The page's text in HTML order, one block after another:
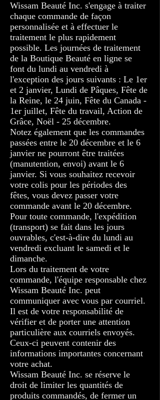
Wissam Beauté Inc. s'engage à traiter
chaque commande de façon
personnalisée et à effectuer le
traitement le plus rapidement
possible. Les journées de traitement
de la Boutique Beauté en ligne se
font du lundi au vendredi à
l'exception des jours suivants : Le 1er
et 2 janvier, Lundi de Pâques, Fête de
la Reine, le 24 juin, Fête du Canada -
1er juillet, Fête du travail, Action de
Grâce, Noël - 25 décembre.
Notez également que les commandes
passées entre le 20 décembre et le 6
janvier ne pourront être traitées
(manutention, envoi) avant le 6
janvier. Si vous souhaitez recevoir
votre colis pour les périodes des
fêtes, vous devez passer votre
commande avant le 20 décembre.
Pour toute commande, l'expédition
(transport) se fait dans les jours
ouvrables, c'est-à-dire du lundi au
vendredi excluant le samedi et le
dimanche.
Lors du traitement de votre
commande, l'équipe responsable chez
Wissam Beauté Inc. peut
communiquer avec vous par courriel.
Il est de votre responsabilité de
vérifier et de porter une attention
particulière aux courriels envoyés.
Ceux-ci peuvent contenir des
informations importantes concernant
votre achat.
Wissam Beauté Inc. se réserve le
droit de limiter les quantités de
produits commandés, de fermer un